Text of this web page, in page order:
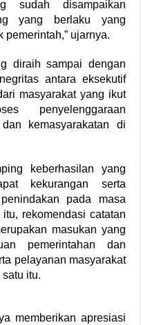
sudah disampaikan
yang berlaku yang
ujarnya.
diraih sampai dengan
antara eksekutif
masyarakat yang ikut
penyelenggaraan
kemasyarakatan di
keberhasilan yang
kekurangan serta
pada masa
rekomendasi catatan
masukan yang
pemerintahan dan
pelayanan masyarakat
satu itu.
memberikan apresiasi